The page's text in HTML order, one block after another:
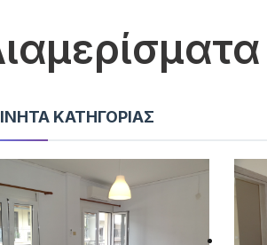
ΚΑΤΗΓΟΡΊΑΣ